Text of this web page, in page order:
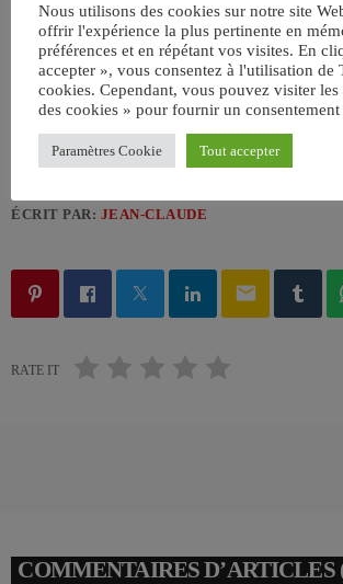
ÉCRIT PAR: JEAN-CLAUDE
email
RATE IT
COMMENTAIRES D’ARTICLES
Nous utilisons des cookies sur notre site
offrir l'expérience la plus pertinente en
préférences et en répétant vos visites. En
accepter », vous consentez à l'utilisation de
cookies. Cependant, vous pouvez visiter les
des cookies » pour fournir un
Paramètres Cookie Tout accepter